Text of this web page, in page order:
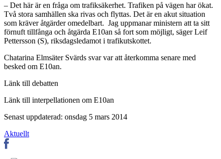
– Det här är en fråga om trafiksäkerhet. Trafiken på vägen har ökat.
Två stora samhällen ska rivas och flyttas. Det är en akut situation
som kräver åtgärder omedelbart. Jag uppmanar ministern att ta sitt
förnuft tillfånga och åtgärda E10an så fort som möjligt, säger Leif
Pettersson (S), riksdagsledamot i trafikutskottet.
Chatarina Elmsäter Svärds svar var att återkomma senare med
besked om E10an.
Länk till debatten
Länk till interpellationen om E10an
Senast uppdaterad: onsdag 5 mars 2014
Aktuellt